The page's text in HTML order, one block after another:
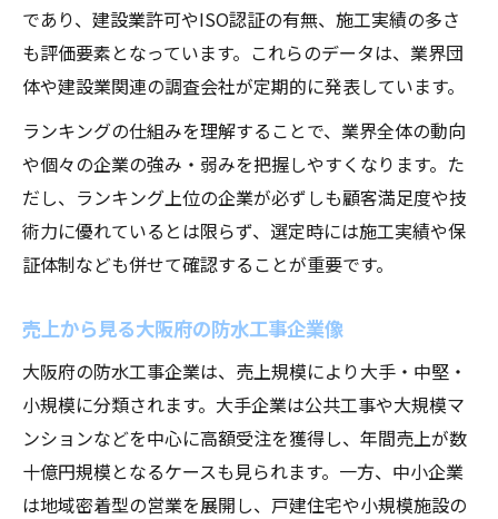
であり、建設業許可やISO認証の有無、施工実績の多さ
も評価要素となっています。これらのデータは、業界団
体や建設業関連の調査会社が定期的に発表しています。
ランキングの仕組みを理解することで、業界全体の動向
や個々の企業の強み・弱みを把握しやすくなります。た
だし、ランキング上位の企業が必ずしも顧客満足度や技
術力に優れているとは限らず、選定時には施工実績や保
証体制なども併せて確認することが重要です。
売上から見る大阪府の防水工事企業像
大阪府の防水工事企業は、売上規模により大手・中堅・
小規模に分類されます。大手企業は公共工事や大規模マ
ンションなどを中心に高額受注を獲得し、年間売上が数
十億円規模となるケースも見られます。一方、中小企業
は地域密着型の営業を展開し、戸建住宅や小規模施設の